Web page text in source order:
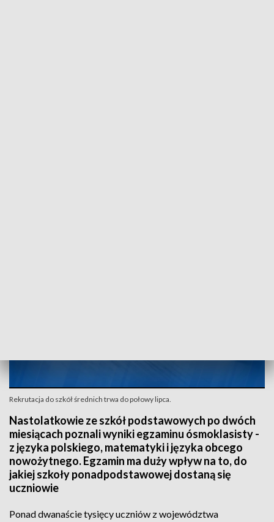
Rekrutacja do szkół średnich trwa do połowy lipca.
Nastolatkowie ze szkół podstawowych po dwóch
miesiącach poznali wyniki egzaminu ósmoklasisty -
z języka polskiego, matematyki i języka obcego
nowożytnego. Egzamin ma duży wpływ na to, do
jakiej szkoły ponadpodstawowej dostaną się
uczniowie
Ponad dwanaście tysięcy uczniów z województwa